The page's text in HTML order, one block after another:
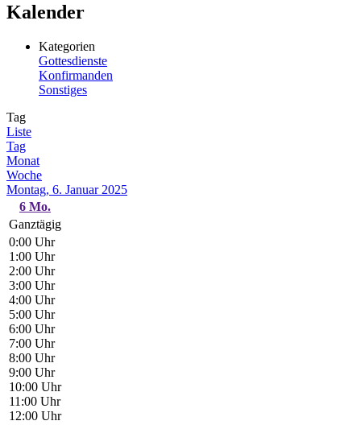
Kalender
Kategorien
Gottesdienste
Konfirmanden
Sonstiges
Tag
Liste
Tag
Monat
Woche
Montag, 6. Januar 2025
6 Mo.
Ganztägig
0:00 Uhr
1:00 Uhr
2:00 Uhr
3:00 Uhr
4:00 Uhr
5:00 Uhr
6:00 Uhr
7:00 Uhr
8:00 Uhr
9:00 Uhr
10:00 Uhr
11:00 Uhr
12:00 Uhr